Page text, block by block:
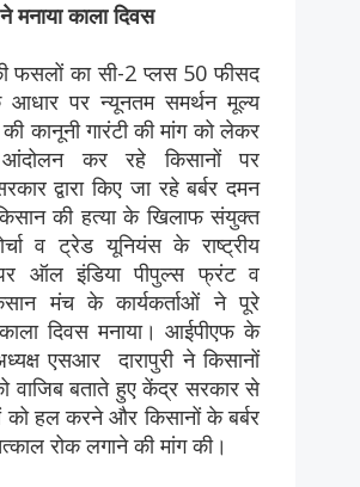
मनाया काला दिवस
फसलों का सी-2 प्लस 50 फीसद
आधार पर न्यूनतम समर्थन मूल्य
कानूनी गारंटी की मांग को लेकर
आंदोलन कर रहे किसानों पर
द्वारा किए जा रहे बर्बर दमन
की हत्या के खिलाफ संयुक्त
व ट्रेड यूनियंस के राष्ट्रीय
ऑल इंडिया पीपुल्स फ्रंट व
मंच के कार्यकर्ताओं ने पूरे
दिवस मनाया। आईपीएफ के
एसआर दारापुरी ने किसानों
वाजिब बताते हुए केंद्र सरकार से
को हल करने और किसानों के बर्बर
रोक लगाने की मांग की।